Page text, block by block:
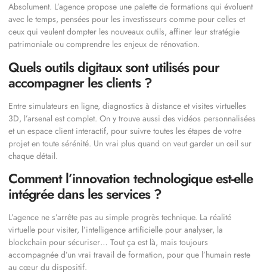
Absolument. L’agence propose une palette de formations qui évoluent
avec le temps, pensées pour les investisseurs comme pour celles et
ceux qui veulent dompter les nouveaux outils, affiner leur stratégie
patrimoniale ou comprendre les enjeux de rénovation.
Quels outils digitaux sont utilisés pour
accompagner les clients ?
Entre simulateurs en ligne, diagnostics à distance et visites virtuelles
3D, l’arsenal est complet. On y trouve aussi des vidéos personnalisées
et un espace client interactif, pour suivre toutes les étapes de votre
projet en toute sérénité. Un vrai plus quand on veut garder un œil sur
chaque détail.
Comment l’innovation technologique est-elle
intégrée dans les services ?
L’agence ne s’arrête pas au simple progrès technique. La réalité
virtuelle pour visiter, l’intelligence artificielle pour analyser, la
blockchain pour sécuriser… Tout ça est là, mais toujours
accompagnée d’un vrai travail de formation, pour que l’humain reste
au cœur du dispositif.